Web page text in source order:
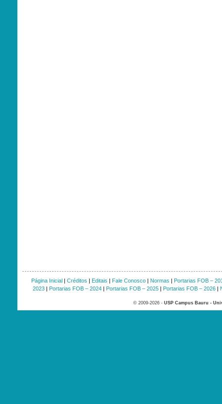
Página Inicial| Créditos | Editais | Fale Conosco| Normas | Portarias FOB –
2023| Portarias FOB – 2024| Portarias FOB – 2025| Portarias FOB – 2026|
© 2009-2026 - USP Campus Bauru -